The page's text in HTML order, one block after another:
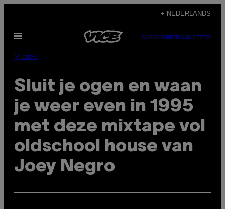
de
inhoud
+ NEDERLANDS
Open
SUBSCRIBENEWSLETTER
Muziek
Sluit je ogen en waan
je weer even in 1995
met deze mixtape vol
oldschool house van
Joey Negro